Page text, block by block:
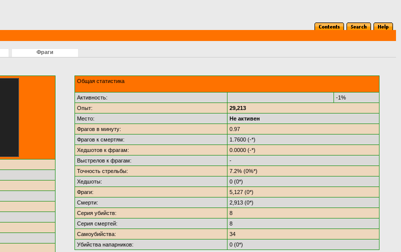
Фраги
Общая статистика
Активность:
-1%
Опыт:
29,213
Место:
Не активен
Фрагов в минуту:
0.97
Фрагов к смертям:
1.7600 (-*)
Хедшотов к фрагам:
0.0000 (-*)
Выстрелов к фрагам:
-
Точность стрельбы:
7.2% (0%*)
Хедшоты:
0 (0*)
Фраги:
5,127 (0*)
Смерти:
2,913 (0*)
Серия убийств:
8
Серия смертей:
8
Самоубийства:
34
Убийства напарников:
0 (0*)